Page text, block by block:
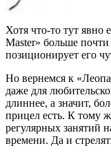
Хотя что-то тут явно
Master» больше
позиционирует его
Но вернемся к
даже для
длиннее, а значит,
прицел есть. К тому
регулярных занятий
времени. Да и